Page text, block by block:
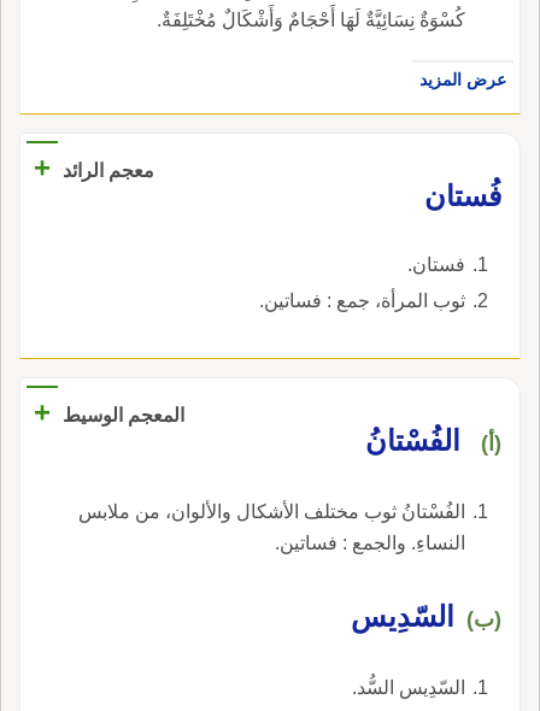
كُسْوَةٌ نِسَائِيَّةٌ لَهَا أَحْجَامٌ وَأَشْكَالٌ مُخْتَلِفَةٌ.
عرض المزيد
معجم الرائد
+
فُستان
فستان.
ثوب المرأة، جمع : فساتين.
المعجم الوسيط +
(أ) الفُسْتانُ
الفُسْتانُ ثوب مختلف الأشكال والألوان، من ملابس
النساءِ. والجمع : فساتين.
(ب) السّدِيس
السّدِيس السُّد.